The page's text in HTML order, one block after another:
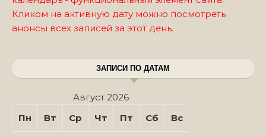
Кликом на активную дату можно посмотреть
анонсы всех записей за этот день.
ЗАПИСИ ПО ДАТАМ
Август 2026
Пн
Вт Ср Чт Пт Сб Вс